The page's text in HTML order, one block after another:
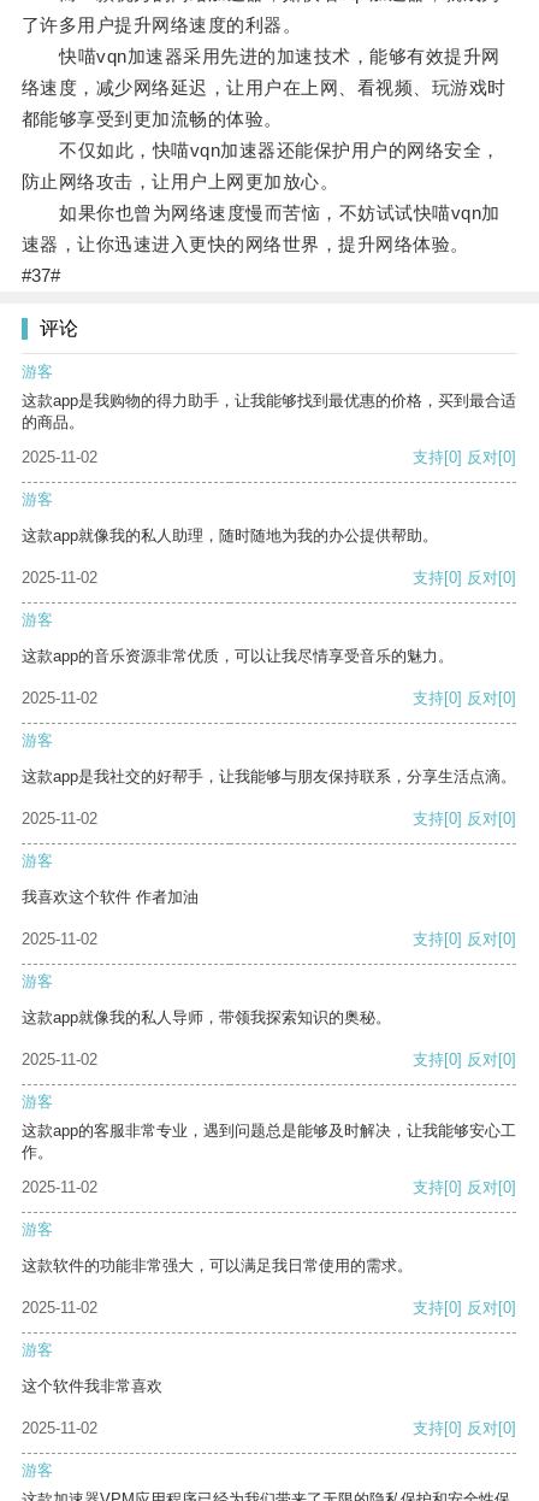
了许多用户提升网络速度的利器。
快喵vqn加速器采用先进的加速技术，能够有效提升网
络速度，减少网络延迟，让用户在上网、看视频、玩游戏时
都能够享受到更加流畅的体验。
不仅如此，快喵vqn加速器还能保护用户的网络安全，
防止网络攻击，让用户上网更加放心。
如果你也曾为网络速度慢而苦恼，不妨试试快喵vqn加
速器，让你迅速进入更快的网络世界，提升网络体验。
#37#
评论
游客
这款app是我购物的得力助手，让我能够找到最优惠的价格，买到最合适
的商品。
2025-11-02
支持[0] 反对[0]
游客
这款app就像我的私人助理，随时随地为我的办公提供帮助。
2025-11-02 支持[0] 反对[0]
游客
这款app的音乐资源非常优质，可以让我尽情享受音乐的魅力。
2025-11-02 支持[0] 反对[0]
游客
这款app是我社交的好帮手，让我能够与朋友保持联系，分享生活点滴。
2025-11-02 支持[0] 反对[0]
游客
我喜欢这个软件 作者加油
2025-11-02 支持[0] 反对[0]
游客
这款app就像我的私人导师，带领我探索知识的奥秘。
2025-11-02 支持[0] 反对[0]
游客
这款app的客服非常专业，遇到问题总是能够及时解决，让我能够安心工
作。
2025-11-02
支持[0] 反对[0]
游客
这款软件的功能非常强大，可以满足我日常使用的需求。
2025-11-02 支持[0] 反对[0]
游客
这个软件我非常喜欢
2025-11-02 支持[0] 反对[0]
游客